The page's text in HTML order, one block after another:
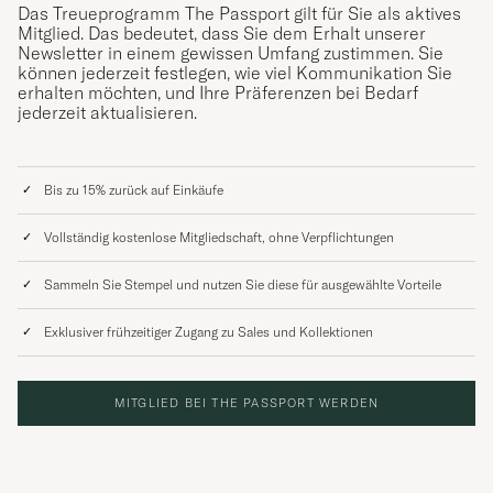
Das Treueprogramm The Passport gilt für Sie als aktives
Mitglied. Das bedeutet, dass Sie dem Erhalt unserer
Newsletter in einem gewissen Umfang zustimmen. Sie
können jederzeit festlegen, wie viel Kommunikation Sie
erhalten möchten, und Ihre Präferenzen bei Bedarf
jederzeit aktualisieren.
Bis zu 15% zurück auf Einkäufe
Vollständig kostenlose Mitgliedschaft, ohne Verpflichtungen
Sammeln Sie Stempel und nutzen Sie diese für ausgewählte Vorteile
Exklusiver frühzeitiger Zugang zu Sales und Kollektionen
MITGLIED BEI THE PASSPORT WERDEN